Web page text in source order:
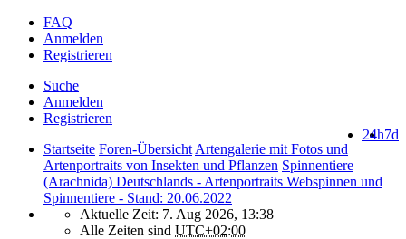
FAQ
Anmelden
Registrieren
Suche
Anmelden
Registrieren
7d
24h
Startseite Foren-Übersicht Artengalerie mit Fotos und
Artenportraits von Insekten und Pflanzen Spinnentiere
(Arachnida) Deutschlands - Artenportraits Webspinnen und
Spinnentiere - Stand: 20.06.2022
Aktuelle Zeit: 7. Aug 2026, 13:38
Alle Zeiten sind UTC+02:00